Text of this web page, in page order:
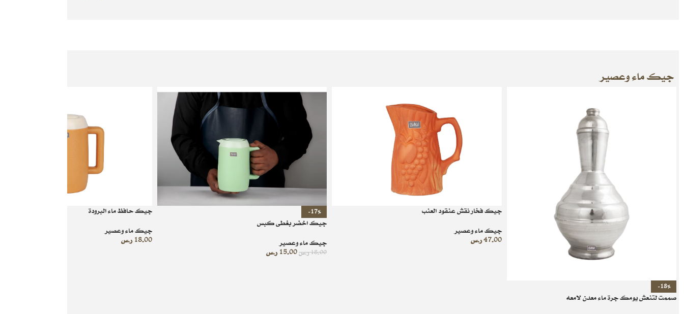
جيك ماء وعصير
-18%
صممت لتنعش يومك جرة ماء معدن لامعه
جيك فخار نقش عنقود العنب
جيك ماء وعصير
47.00ر.س
-17%
جيك اخضر بغطى كبس
جيك ماء وعصير
18.00ر.س15.00 ر.س
جيك حافظ ماء البرودة
جيك ماء وعصير
18.00 ر.س